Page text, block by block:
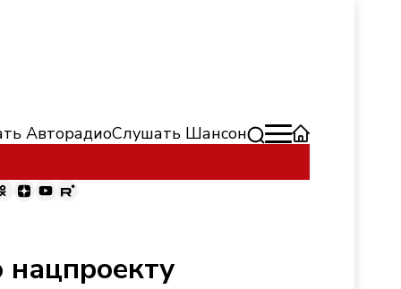
АвторадиоСлушать Шансон
нацпроекту